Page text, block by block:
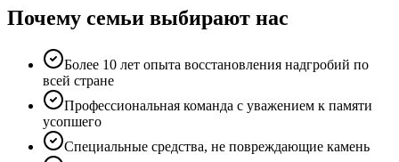
Почему семьи выбирают нас
Более 10 лет опыта восстановления надгробий по
всей стране
Профессиональная команда с уважением к памяти
усопшего
Специальные средства, не повреждающие камень